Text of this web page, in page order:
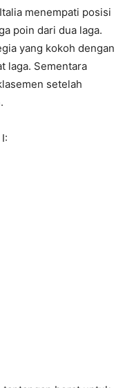
menempati posisi
poin dari dua laga.
yang kokoh dengan
laga. Sementara
setelah